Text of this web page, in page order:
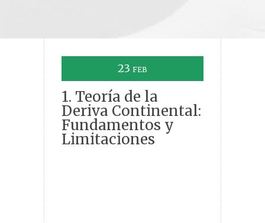
23 FEB
1. Teoría de la
Deriva Continental:
Fundamentos y
Limitaciones